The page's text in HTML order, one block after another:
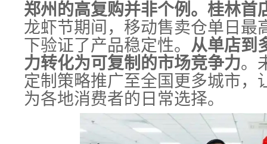
郑州的高复购并非个例。桂林首
龙虾节期间，移动售卖仓单日最
下验证了产品稳定性。 从单店到
力转化为可复制的市场竞争力。
定制策略推广至全国更多城市，
为各地消费者的日常选择。